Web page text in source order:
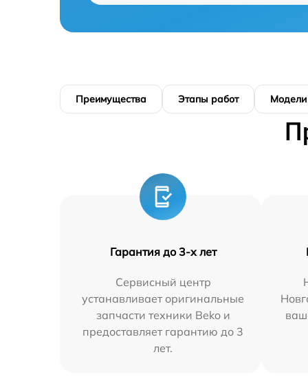
Преимущества Этапы работ Модели
Гарантия до 3-х лет
Сервисный центр
устанавливает оригинальные
запчасти техники Beko и
предоставляет гарантию до 3
лет.